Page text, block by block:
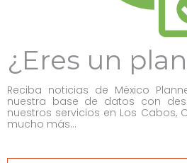
¿Eres un
Reciba noticias de México
nuestra base de datos con
nuestros servicios en Los Cabos,
mucho más...